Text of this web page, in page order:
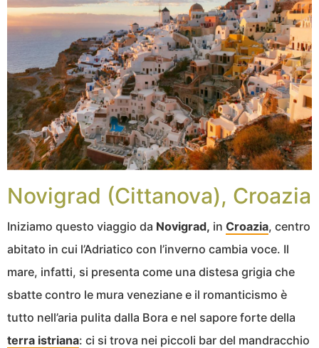
Novigrad (Cittanova), Croazia
Iniziamo questo viaggio da Novigrad, in Croazia, centro
abitato in cui l’Adriatico con l’inverno cambia voce. Il
mare, infatti, si presenta come una distesa grigia che
sbatte contro le mura veneziane e il romanticismo è
tutto nell’aria pulita dalla Bora e nel sapore forte della
terra istriana: ci si trova nei piccoli bar del mandracchio